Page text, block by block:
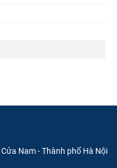
Nam - Thành phố Hà Nội